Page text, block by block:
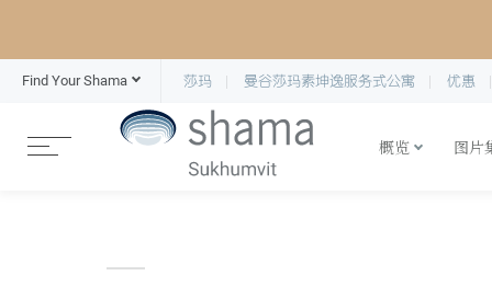
Find Your Shama 莎玛 曼谷莎玛素坤逸服务式公寓 优惠
概览 图片